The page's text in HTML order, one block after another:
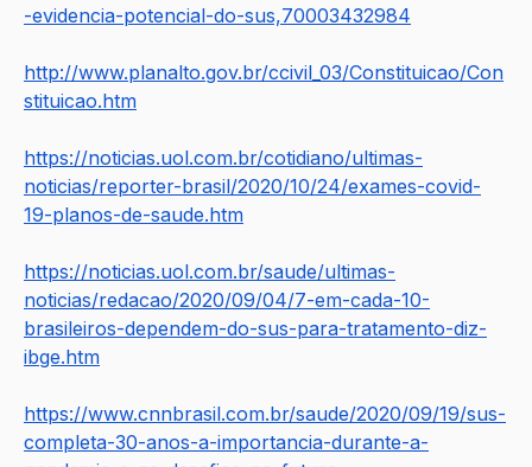
-evidencia-potencial-do-sus,70003432984
http://www.planalto.gov.br/ccivil_03/Constituicao/Con
stituicao.htm
https://noticias.uol.com.br/cotidiano/ultimas-
noticias/reporter-brasil/2020/10/24/exames-covid-
19-planos-de-saude.htm
https://noticias.uol.com.br/saude/ultimas-
noticias/redacao/2020/09/04/7-em-cada-10-
brasileiros-dependem-do-sus-para-tratamento-diz-
ibge.htm
https://www.cnnbrasil.com.br/saude/2020/09/19/sus-
completa-30-anos-a-importancia-durante-a-